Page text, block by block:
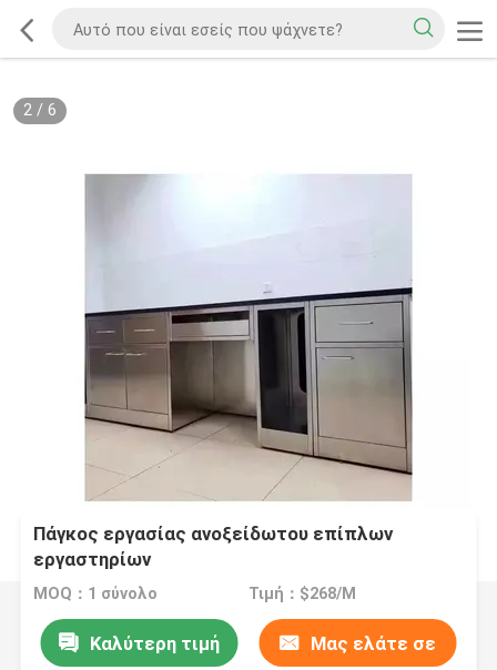
2/ 6
Πάγκος εργασίας ανοξείδωτου επίπλων
εργαστηρίων
MOQ：1 σύνολο Τιμή：$268/M
Καλύτερη τιμή Μας ελάτε σε